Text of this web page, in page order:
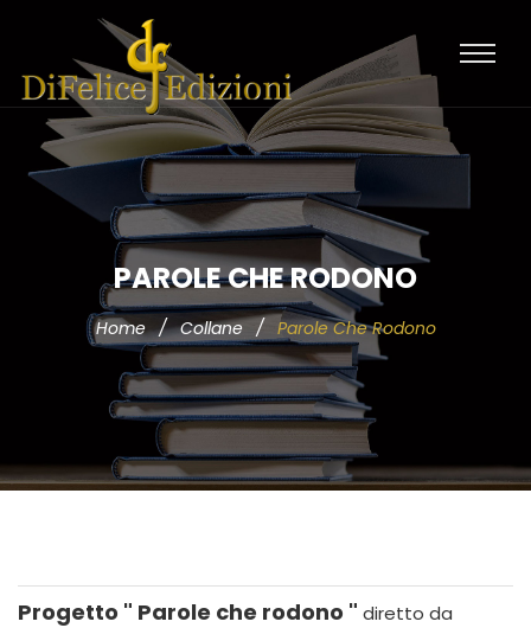
PAROLE CHE RODONO
Home / Collane / Parole Che Rodono
Progetto " Parole che rodono " diretto da